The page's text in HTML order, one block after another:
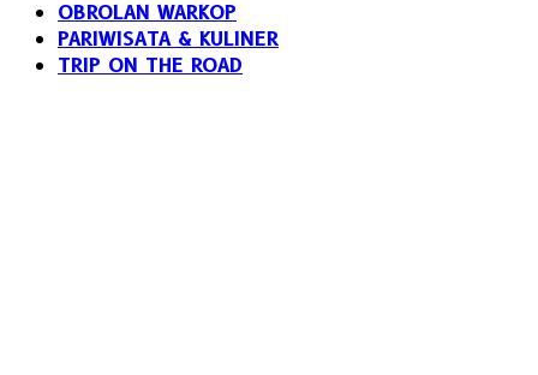
OBROLAN WARKOP
PARIWISATA & KULINER
TRIP ON THE ROAD